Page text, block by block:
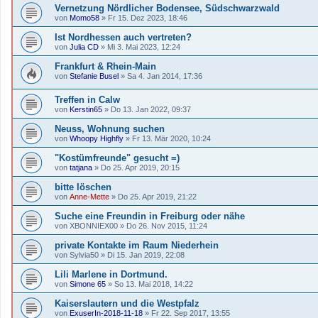
Vernetzung Nördlicher Bodensee, Südschwarzwald
von Momo58 » Fr 15. Dez 2023, 18:46
Ist Nordhessen auch vertreten?
von Julia CD » Mi 3. Mai 2023, 12:24
Frankfurt & Rhein-Main
von Stefanie Busel » Sa 4. Jan 2014, 17:36
Treffen in Calw
von Kerstin65 » Do 13. Jan 2022, 09:37
Neuss, Wohnung suchen
von Whoopy Highfly » Fr 13. Mär 2020, 10:24
"Kostümfreunde" gesucht =)
von tatjana » Do 25. Apr 2019, 20:15
bitte löschen
von Anne-Mette » Do 25. Apr 2019, 21:22
Suche eine Freundin in Freiburg oder nähe
von XBONNIEX00 » Do 26. Nov 2015, 11:24
private Kontakte im Raum Niederhein
von Sylvia50 » Di 15. Jan 2019, 22:08
Lili Marlene in Dortmund.
von Simone 65 » So 13. Mai 2018, 14:22
Kaiserslautern und die Westpfalz
von ExuserIn-2018-11-18 » Fr 22. Sep 2017, 13:55